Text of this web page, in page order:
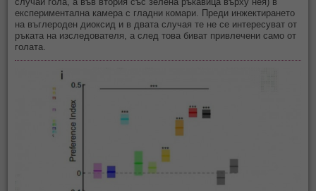
експериментална камера с гладни комари. Преди инжектирането
на въглероден диоксид и в двата случая те не се интересуват от
ръката на изследователя, а след това биват привлечени само от
голата.